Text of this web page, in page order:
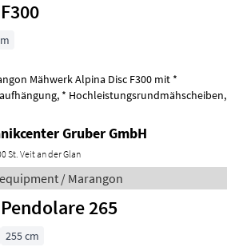
Mähwerk Alpina Disc F300 mit *
Gruber GmbH
St. Veit an der Glan
/ Marangon
265
255 cm